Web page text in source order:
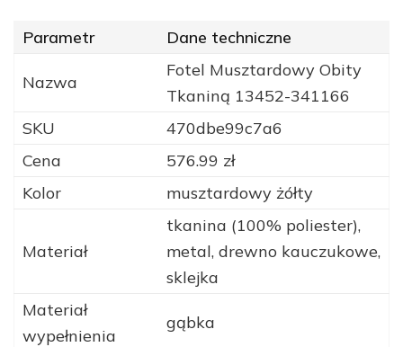
Parametr Dane techniczne
Nazwa
Fotel Musztardowy Obity
Tkaniną 13452-341166
SKU
470dbe99c7a6
Cena
576.99 zł
Kolor
musztardowy żółty
Materiał
tkanina (100% poliester),
metal, drewno kauczukowe,
sklejka
Materiał
wypełnienia
gąbka